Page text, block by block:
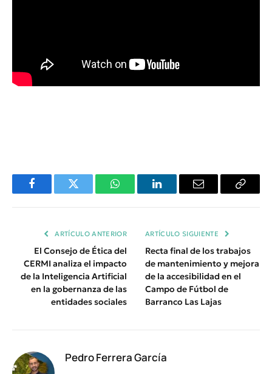
FacebookTwitter WhatsAppLinkedInEmail
Copiar
ARTÍCULO ANTERIOR
El Consejo de Ética del
CERMI analiza el impacto
de la Inteligencia Artificial
en la gobernanza de las
entidades sociales
ARTÍCULO SIGUIENTE
Recta final de los trabajos
de mantenimiento y mejora
de la accesibilidad en el
Campo de Fútbol de
Barranco Las Lajas
Pedro Ferrera García